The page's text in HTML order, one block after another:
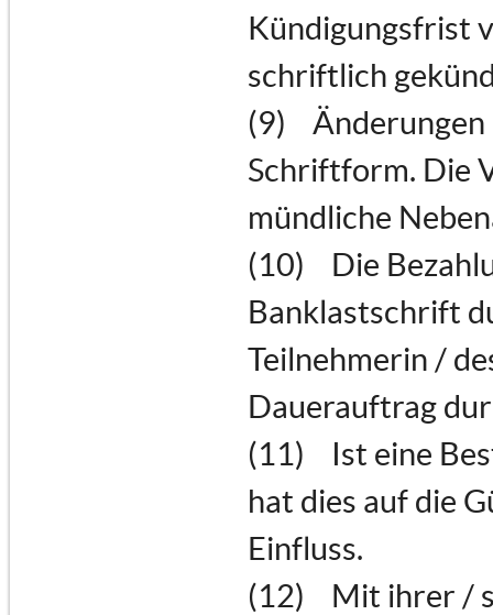
Kündigungsfrist
schriftlich
(9) Änderungen
Schriftform. Die
mündliche
(10) Die
Banklastschrift
Teilnehmerin /
Dauerauftrag
(11) Ist eine
hat dies auf die
Einfluss.
(12) Mit ihrer /